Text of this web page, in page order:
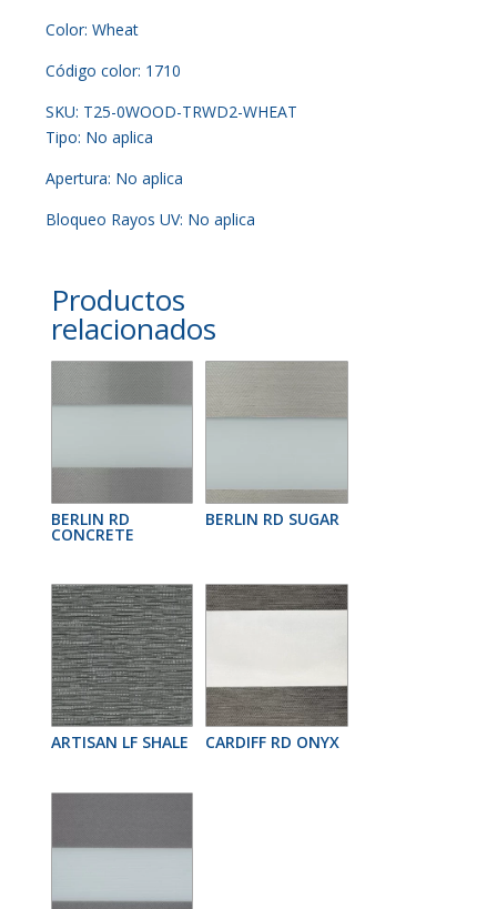
Color: Wheat
Código color: 1710
SKU: T25-0WOOD-TRWD2-WHEAT
Tipo: No aplica
Apertura: No aplica
Bloqueo Rayos UV: No aplica
Productos
relacionados
BERLIN RD
CONCRETE
BERLIN RD SUGAR
ARTISAN LF SHALE CARDIFF RD ONYX